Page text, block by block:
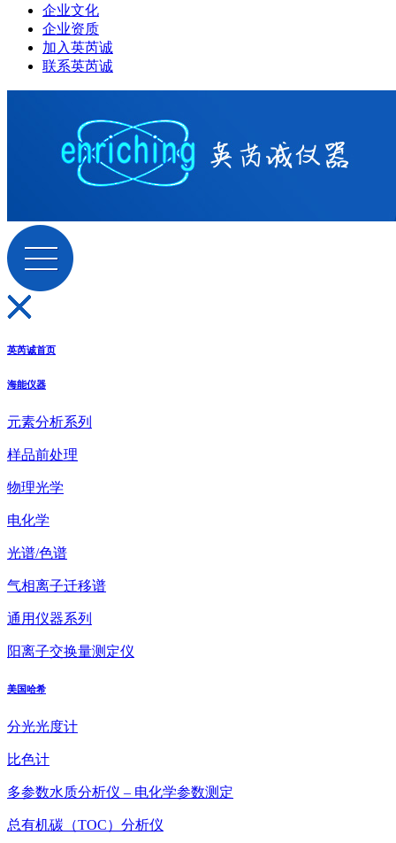
企业文化
企业资质
加入英芮诚
联系英芮诚
英芮诚首页
海能仪器
元素分析系列
样品前处理
物理光学
电化学
光谱/色谱
气相离子迁移谱
通用仪器系列
阳离子交换量测定仪
美国哈希
分光光度计
比色计
多参数水质分析仪 – 电化学参数测定
总有机碳（TOC）分析仪